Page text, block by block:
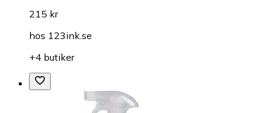
215 kr
hos 123ink.se
+4 butiker